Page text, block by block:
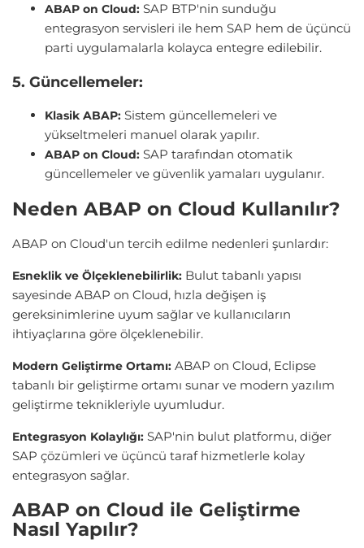
ABAP on Cloud: SAP BTP'nin sunduğu
entegrasyon servisleri ile hem SAP hem de üçüncü
parti uygulamalarla kolayca entegre edilebilir.
5. Güncellemeler:
Klasik ABAP: Sistem güncellemeleri ve
yükseltmeleri manuel olarak yapılır.
ABAP on Cloud: SAP tarafından otomatik
güncellemeler ve güvenlik yamaları uygulanır.
Neden ABAP on Cloud Kullanılır?
ABAP on Cloud'un tercih edilme nedenleri şunlardır:
Esneklik ve Ölçeklenebilirlik: Bulut tabanlı yapısı
sayesinde ABAP on Cloud, hızla değişen iş
gereksinimlerine uyum sağlar ve kullanıcıların
ihtiyaçlarına göre ölçeklenebilir.
Modern Geliştirme Ortamı: ABAP on Cloud, Eclipse
tabanlı bir geliştirme ortamı sunar ve modern yazılım
geliştirme teknikleriyle uyumludur.
Entegrasyon Kolaylığı: SAP'nin bulut platformu, diğer
SAP çözümleri ve üçüncü taraf hizmetlerle kolay
entegrasyon sağlar.
ABAP on Cloud ile Geliştirme
Nasıl Yapılır?